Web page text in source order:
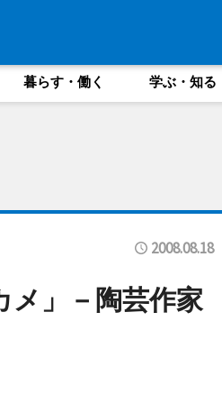
暮らす・働く 学ぶ・知る
2008.08.18
メ」－陶芸作家